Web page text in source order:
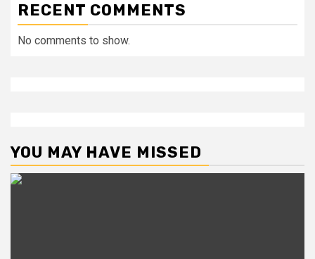
RECENT COMMENTS
No comments to show.
YOU MAY HAVE MISSED